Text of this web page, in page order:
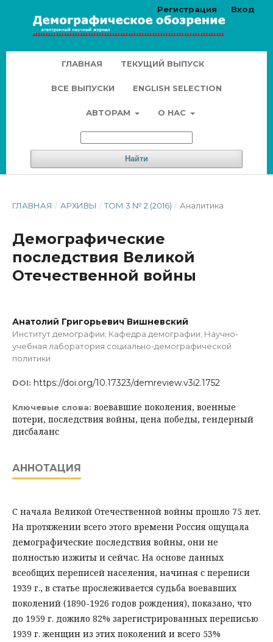
ГЛАВНАЯ ТЕКУЩИЙ ВЫПУСК
ВСЕ ВЫПУСКИ ENGLISH SELECTION
АВТОРАМ О НАС
Найти
Регистрация Вход
ГЛАВНАЯ / АРХИВЫ / ТОМ 3 № 2 (2016) / Аналитика
Демографические
последствия Великой
Отечественной войны
Анатолий Григорьевич Вишневский
Институт демографии; Кафедра демографии; Научно-
учебная лаборатория социально-демографической
политики
DOI: https://doi.org/10.17323/demreview.v3i2.1752
Ключевые слова: воевавшие поколения, военные
потери, последствия войны, цена победы, гендерный
дисбаланс
АННОТАЦИЯ
С начала Великой Отечественной войны прошло 75 лет.
На протяжении всего этого времени Россия ощущала
демографические последствия войны, они не
полностью изжиты и сейчас. На основе данных
всеобщих переписей населения, начиная с переписи
1939 г., в статье прослеживается судьба воевавших
поколений (1890-1926 годов рождения), показано, что
до 1959 г. дожило 82% зарегистрированных переписью
1939 г. женщин из этих поколений и всего 53%